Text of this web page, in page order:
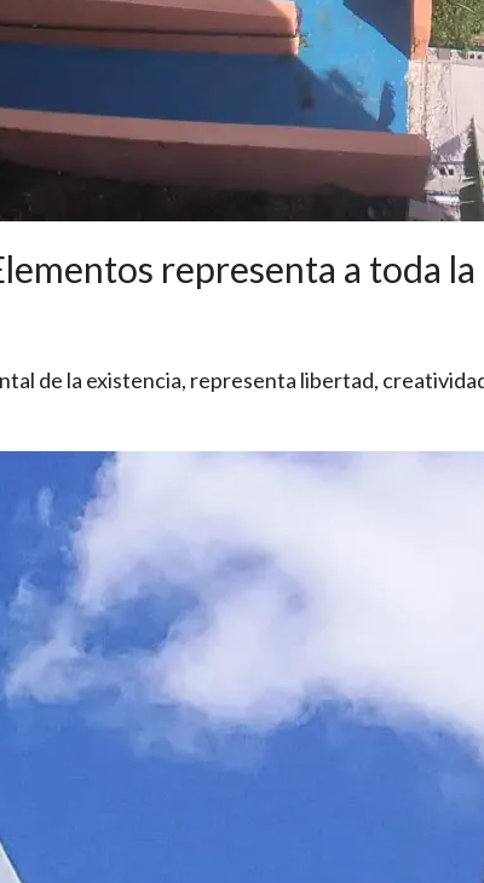
representa a toda la
de la existencia, representa libertad,